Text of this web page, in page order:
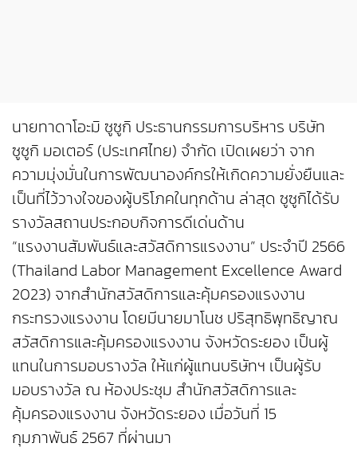
นายทาดาโอะมิ ซูซูกิ ประธานกรรมการบริหาร บริษัท
ซูซูกิ มอเตอร์ (ประเทศไทย) จำกัด เปิดเผยว่า จาก
ความมุ่งมั่นในการพัฒนาองค์กรให้เกิดความยั่งยืนและ
เป็นที่ไว้วางใจของผู้บริโภคในทุกด้าน ล่าสุด ซูซูกิได้รับ
รางวัลสถานประกอบกิจการดีเด่นด้าน
“แรงงานสัมพันธ์และสวัสดิการแรงงาน” ประจำปี 2566
(Thailand Labor Management Excellence Award
2023) จากสำนักสวัสดิการและคุ้มครองแรงงาน
กระทรวงแรงงาน โดยมีนายมาโนช ปริสุทธิพุทธิญาณ
สวัสดิการและคุ้มครองแรงงาน จังหวัดระยอง เป็นผู้
แทนในการมอบรางวัล ให้แก่ผู้แทนบริษัทฯ เป็นผู้รับ
มอบรางวัล ณ ห้องประชุม สำนักสวัสดิการและ
คุ้มครองแรงงาน จังหวัดระยอง เมื่อวันที่ 15
กุมภาพันธ์ 2567 ที่ผ่านมา